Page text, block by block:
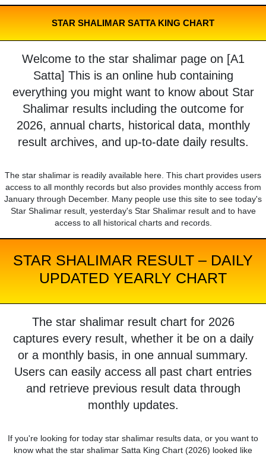
STAR SHALIMAR SATTA KING CHART
Welcome to the star shalimar page on [A1
Satta] This is an online hub containing
everything you might want to know about Star
Shalimar results including the outcome for
2026, annual charts, historical data, monthly
result archives, and up-to-date daily results.
The star shalimar is readily available here. This chart provides users
access to all monthly records but also provides monthly access from
January through December. Many people use this site to see today's
Star Shalimar result, yesterday's Star Shalimar result and to have
access to all historical charts and records.
STAR SHALIMAR RESULT – DAILY
UPDATED YEARLY CHART
The star shalimar result chart for 2026
captures every result, whether it be on a daily
or a monthly basis, in one annual summary.
Users can easily access all past chart entries
and retrieve previous result data through
monthly updates.
If you're looking for today star shalimar results data, or you want to
know what the star shalimar Satta King Chart (2026) looked like